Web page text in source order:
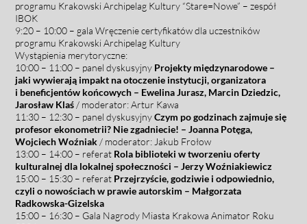
programu Krakowski Archipelag Kultury “Stare=Nowe” – zespół
IBOK
9:20 – 10:00 – gala Wręczenie certyfikatów dla uczestników
programu Krakowski Archipelag Kultury
Wystąpienia merytoryczne:
10:00 – 11:00 – panel dyskusyjny Projekty międzynarodowe –
jaki wywierają impakt na otoczenie instytucji, organizatora
i beneficjentów końcowych – Ewelina Jurasz, Marcin Dziedzic,
Jarosław Klaś / moderator: Artur Kawa
11:30 – 12:30 – panel dyskusyjnyCzym po godzinach zajmuje się
profesor ekonometrii? Nie zgadniecie! – Joanna Potęga,
Wojciech Woźniak / moderator: Jakub Frołow
13:00 – 14:00 – referat Rola biblioteki w tworzeniu oferty
kulturalnej dla lokalnej społeczności – Jerzy Woźniakiewicz
15:00 – 15:30 – referat Przejrzyście, godziwie i odpowiednio,
czyli o nowościach w prawie autorskim – Małgorzata
Radkowska-Gizelska
15:00 – 16:30 – Gala Nagrody Miasta Krakowa Animator Roku